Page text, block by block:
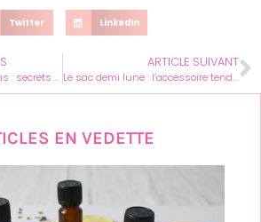
Twitter LinkedIn
révélez la déesse en vous : secrets d’un style de vie inspirant pour femmes
ARTICLE SUIVANT
Le sac demi lune : l’accessoire tendance qui révolutionne la garde-robe féminine
EN VEDETTE